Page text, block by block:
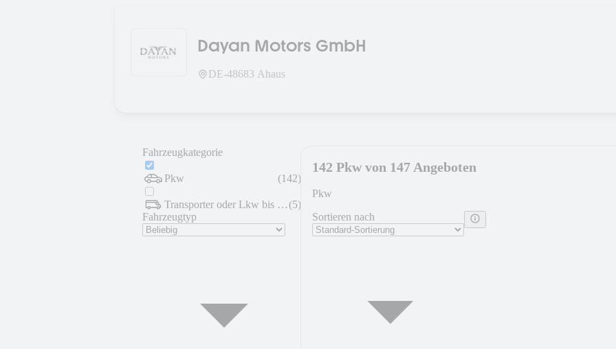
Dayan Motors GmbH
DE-48683 Ahaus
Fahrzeugkategorie
Pkw (142)
Transporter oder Lkw bis 7,5 t (5)
Fahrzeugtyp
142 Pkw von 147 Angeboten
Pkw
Sortieren nach